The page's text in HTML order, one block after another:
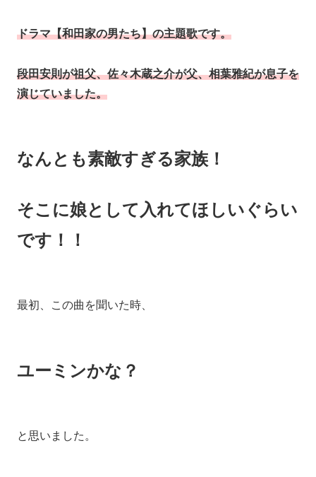
ドラマ【和田家の男たち】の主題歌です。
段田安則が祖父、佐々木蔵之介が父、相葉雅紀が息子を
演じていました。
なんとも素敵すぎる家族！
そこに娘として入れてほしいぐらい
です！！
最初、この曲を聞いた時、
ユーミンかな？
と思いました。